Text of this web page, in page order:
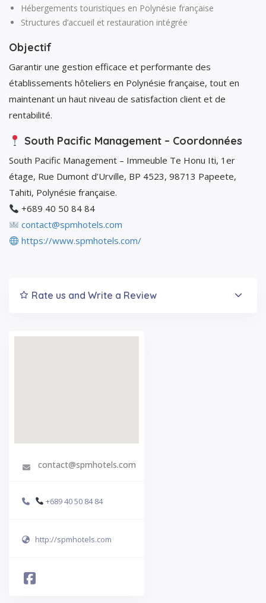
Hébergements touristiques en Polynésie française
Structures d’accueil et restauration intégrée
Objectif
Garantir une gestion efficace et performante des
établissements hôteliers en Polynésie française, tout en
maintenant un haut niveau de satisfaction client et de
rentabilité.
South Pacific Management – Coordonnées
South Pacific Management – Immeuble Te Honu Iti, 1er
étage, Rue Dumont d’Urville, BP 4523, 98713 Papeete,
Tahiti, Polynésie française.
+689 40 50 84 84
contact@spmhotels.com
https://www.spmhotels.com/
Rate us and Write a Review
contact@spmhotels.com
+689 40 50 84 84
http://spmhotels.com